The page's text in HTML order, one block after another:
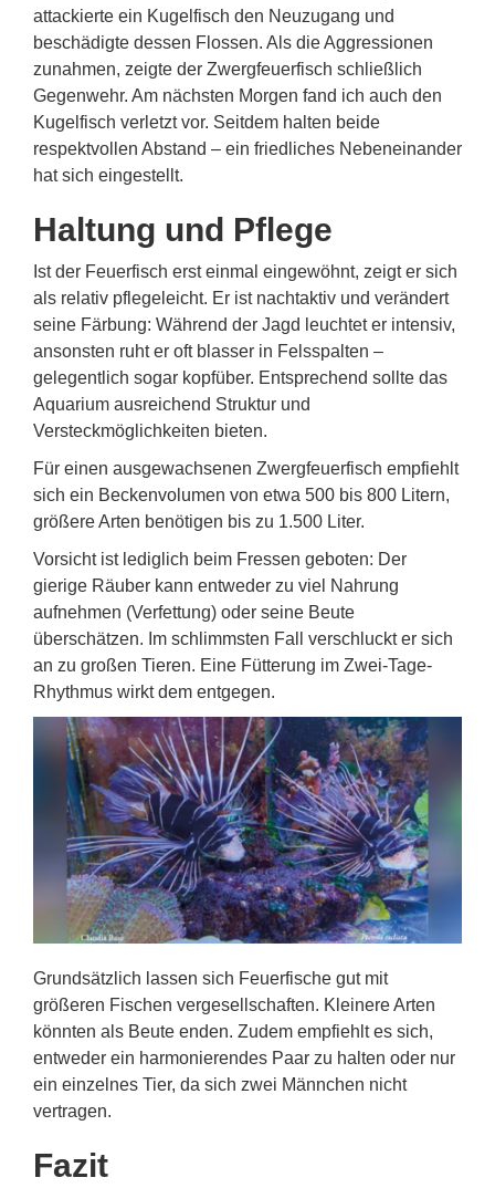
attackierte ein Kugelfisch den Neuzugang und
beschädigte dessen Flossen. Als die Aggressionen
zunahmen, zeigte der Zwergfeuerfisch schließlich
Gegenwehr. Am nächsten Morgen fand ich auch den
Kugelfisch verletzt vor. Seitdem halten beide
respektvollen Abstand – ein friedliches Nebeneinander
hat sich eingestellt.
Haltung und Pflege
Ist der Feuerfisch erst einmal eingewöhnt, zeigt er sich
als relativ pflegeleicht. Er ist nachtaktiv und verändert
seine Färbung: Während der Jagd leuchtet er intensiv,
ansonsten ruht er oft blasser in Felsspalten –
gelegentlich sogar kopfüber. Entsprechend sollte das
Aquarium ausreichend Struktur und
Versteckmöglichkeiten bieten.
Für einen ausgewachsenen Zwergfeuerfisch empfiehlt
sich ein Beckenvolumen von etwa 500 bis 800 Litern,
größere Arten benötigen bis zu 1.500 Liter.
Vorsicht ist lediglich beim Fressen geboten: Der
gierige Räuber kann entweder zu viel Nahrung
aufnehmen (Verfettung) oder seine Beute
überschätzen. Im schlimmsten Fall verschluckt er sich
an zu großen Tieren. Eine Fütterung im Zwei-Tage-
Rhythmus wirkt dem entgegen.
Grundsätzlich lassen sich Feuerfische gut mit
größeren Fischen vergesellschaften. Kleinere Arten
könnten als Beute enden. Zudem empfiehlt es sich,
entweder ein harmonierendes Paar zu halten oder nur
ein einzelnes Tier, da sich zwei Männchen nicht
vertragen.
Fazit